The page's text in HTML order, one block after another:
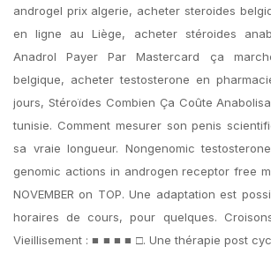
androgel prix algerie, acheter steroides
en ligne au Liège, acheter stéroides
Anadrol Payer Par Mastercard ça
belgique, acheter testosterone en
jours, Stéroïdes Combien Ça Coûte
tunisie. Comment mesurer son penis
sa vraie longueur. Nongenomic
genomic actions in androgen receptor free
NOVEMBER on TOP. Une adaptation est
horaires de cours, pour quelques.
Vieillisement : ■ ■ ■ ■ □. Une thérapie post